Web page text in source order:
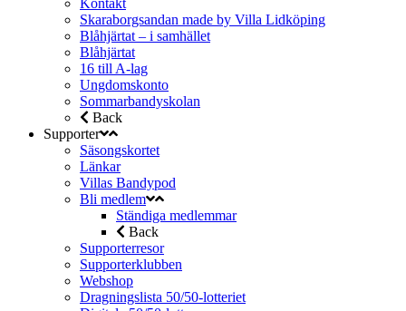
Skaraborgsandan made by Villa Lidköping
Blåhjärtat – i samhället
Blåhjärtat
16 till A-lag
Ungdomskonto
Sommarbandyskolan
Back
Supporter
Säsongskortet
Länkar
Villas Bandypod
Bli medlem
Ständiga medlemmar
Back
Supporterresor
Supporterklubben
Webshop
Dragningslista 50/50-lotteriet